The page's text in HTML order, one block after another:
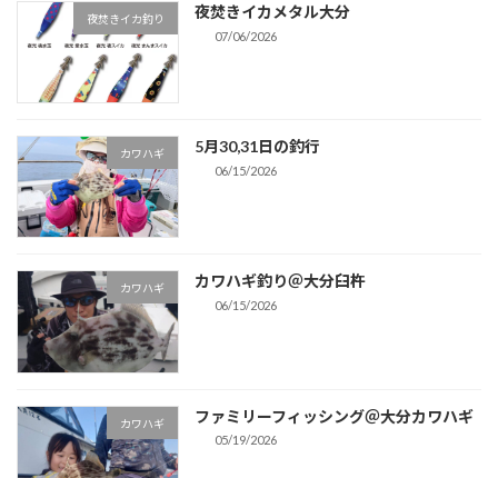
夜焚きイカ釣り 夜焚きイカメタル大分
07/06/2026
カワハギ 5月30,31日の釣行
06/15/2026
カワハギ カワハギ釣り＠大分臼杵
06/15/2026
カワハギ ファミリーフィッシング＠大分カワハギ
05/19/2026